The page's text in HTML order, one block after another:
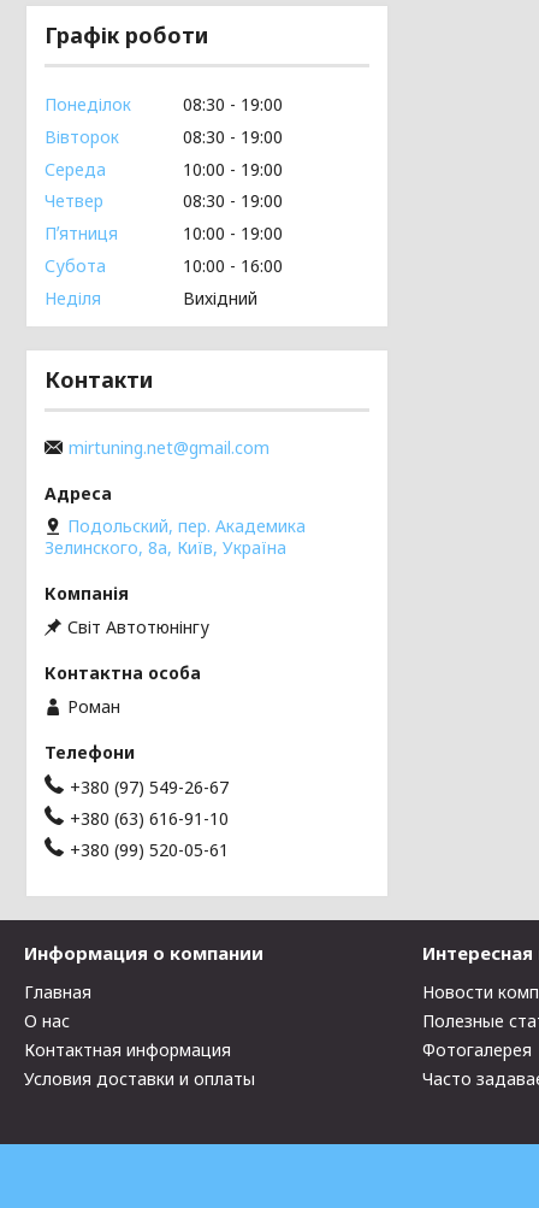
Графік роботи
Понеділок 08:30
19:00
Вівторок
08:30
19:00
Середа
10:00
19:00
Четвер
08:30
19:00
Пʼятниця
10:00
19:00
Субота
10:00
16:00
Неділя
Вихідний
Контакти
mirtuning.net@gmail.com
Подольский, пер. Академика
Зелинского, 8а, Київ, Україна
Світ Автотюнінгу
Роман
+380 (97) 549-26-67
+380 (63) 616-91-10
+380 (99) 520-05-61
Информация о компании
Главная
О нас
Контактная информация
Условия доставки и оплаты
Новости
Полезные
Фотогалерея
Часто